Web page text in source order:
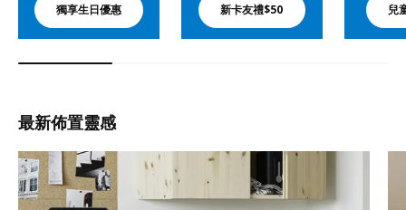
獨享生日優惠 新卡友禮$50 兒
最新佈置靈感